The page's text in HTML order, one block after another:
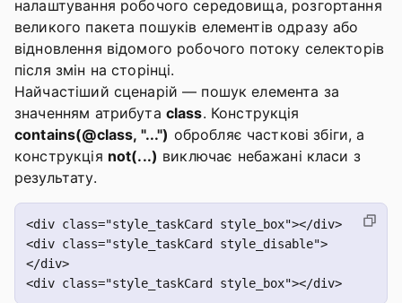
налаштування робочого середовища, розгортання
великого пакета пошуків елементів одразу або
відновлення відомого робочого потоку селекторів
після змін на сторінці.
Найчастіший сценарій — пошук елемента за
значенням атрибута class. Конструкція
contains(@class, "...") обробляє часткові збіги, а
конструкція not(...) виключає небажані класи з
результату.
<div class="style_taskCard style_box"></div>
<div class="style_taskCard style_disable">
</div>